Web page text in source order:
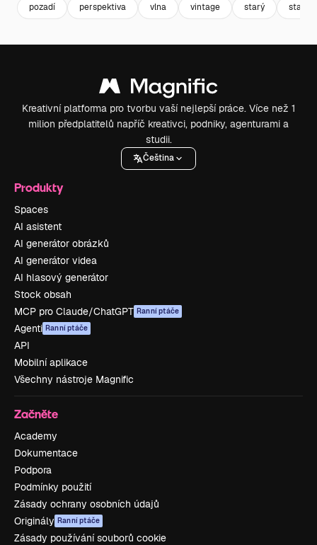
pozadí perspektiva vlna vintage starý
Kreativní platforma pro tvorbu vaší nejlepší práce. Více než 1
milion předplatitelů napříč kreativci, podniky, agenturami a
studii.
Čeština
Produkty
Spaces
AI asistent
AI generátor obrázků
AI generátor videa
AI hlasový generátor
Stock obsah
MCP pro Claude/ChatGPT Ranní ptáče
Agenti Ranní ptáče
API
Mobilní aplikace
Všechny nástroje Magnific
Začněte
Academy
Dokumentace
Podpora
Podmínky použití
Zásady ochrany osobních údajů
Originály Ranní ptáče
Zásady používání souborů cookie